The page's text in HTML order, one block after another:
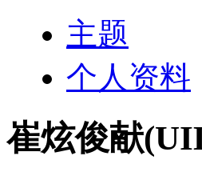
主题
个人资料
崔炫俊献